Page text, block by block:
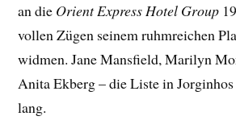
an die Orient Express Hotel Group
vollen Zügen seinem ruhmreichen
widmen. Jane Mansfield, Marilyn
Anita Ekberg – die Liste in
lang.